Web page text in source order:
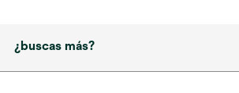
¿buscas más?